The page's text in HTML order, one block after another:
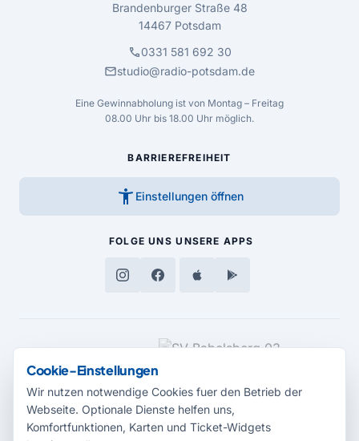
Brandenburger Straße 48
14467 Potsdam
call0331 581 692 30
mailstudio@radio-potsdam.de
Eine Gewinnabholung ist von Montag – Freitag
08.00 Uhr bis 18.00 Uhr möglich.
BARRIEREFREIHEIT
accessibility_new Einstellungen öffnen
FOLGE UNS UNSERE APPS
MEDIENPARTNER
Cookie-Einstellungen
Wir nutzen notwendige Cookies fuer den Betrieb der
Webseite. Optionale Dienste helfen uns,
Komfortfunktionen, Karten und Ticket-Widgets